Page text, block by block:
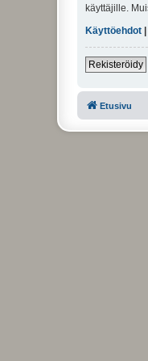
käyttäjille.
Käyttöehdot
Rekisteröidy
Etusivu